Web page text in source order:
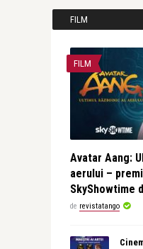
FILM
FILM
Avatar Aang:
aerului –
SkyShowtime
de revistatango